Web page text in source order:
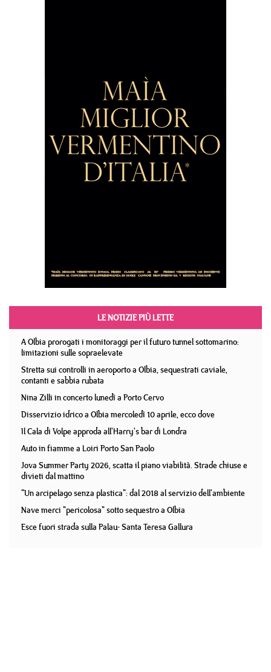
LE NOTIZIE PIÙ LETTE
A Olbia prorogati i monitoraggi per il futuro tunnel sottomarino:
limitazioni sulle sopraelevate
Stretta sui controlli in aeroporto a Olbia, sequestrati caviale,
contanti e sabbia rubata
Nina Zilli in concerto lunedì a Porto Cervo
Disservizio idrico a Olbia mercoledì 10 aprile, ecco dove
Il Cala di Volpe approda all'Harry's bar di Londra
Auto in fiamme a Loiri Porto San Paolo
Jova Summer Party 2026, scatta il piano viabilità. Strade chiuse e
divieti dal mattino
"Un arcipelago senza plastica": dal 2018 al servizio dell'ambiente
Nave merci "pericolosa" sotto sequestro a Olbia
Esce fuori strada sulla Palau- Santa Teresa Gallura